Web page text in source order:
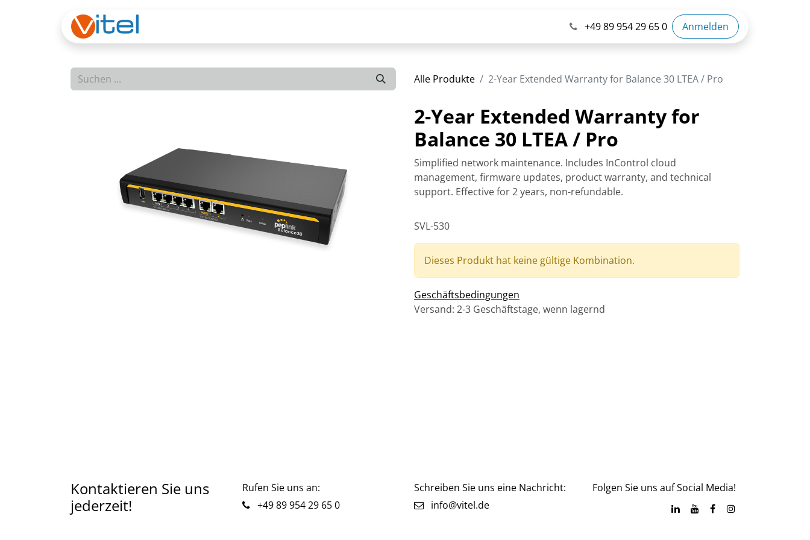
+49 89 954 29 65 0 Anmelden
Alle Produkte 2-Year Extended Warranty for Balance 30 LTEA / Pro
2-Year Extended Warranty for
Balance 30 LTEA / Pro
Simplified network maintenance. Includes InControl cloud
management, firmware updates, product warranty, and technical
support. Effective for 2 years, non-refundable.
SVL-530
Dieses Produkt hat keine gültige Kombination.
Geschäftsbedingungen
Versand: 2-3 Geschäftstage, wenn lagernd
Kontaktieren Sie uns
jederzeit!
Rufen Sie uns an:
+49 89 954 29 65 0
Schreiben Sie uns eine Nachricht:
info@vitel.de
Folgen Sie uns auf Social Media!